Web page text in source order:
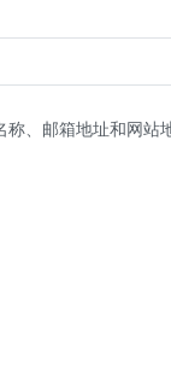
、邮箱地址和网站